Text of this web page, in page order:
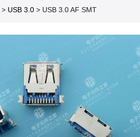
> USB 3.0 > USB 3.0 AF SMT